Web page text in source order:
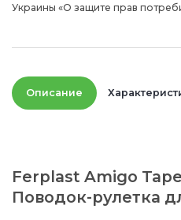
Украины «О защите прав
Описание
Ferplast Amigo
Поводок-рулетка